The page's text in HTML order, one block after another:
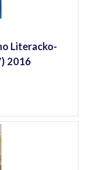
Literacko-
2016